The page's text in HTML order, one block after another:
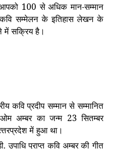
100 से अधिक मान-सम्‍मान
सम्‍मेलन के इतिहास लेखन के
में सक्रिय है।
कवि प्रदीप सम्‍मान से सम्‍मानित
अम्‍बर का जन्‍म 23 सितम्‍बर
में हुआ था।
उपाधि प्राप्‍त कवि अम्‍बर की गीत